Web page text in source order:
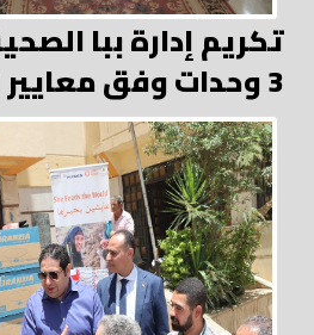
تكريم إدارة ببا
3 وحدات وفق معايير الجودة